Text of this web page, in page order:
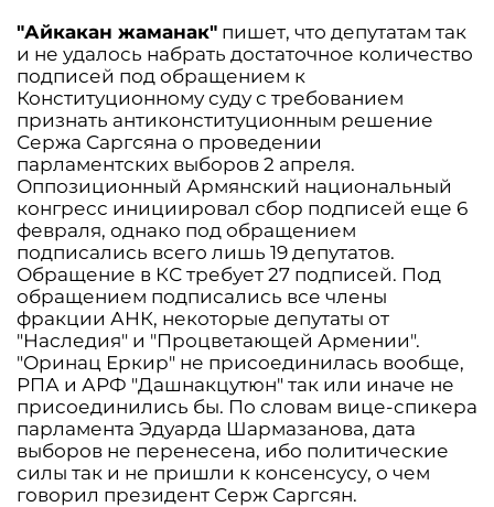
"Айкакан жаманак" пишет, что депутатам так
и не удалось набрать достаточное количество
подписей под обращением к
Конституционному суду с требованием
признать антиконституционным решение
Сержа Саргсяна о проведении
парламентских выборов 2 апреля.
Оппозиционный Армянский национальный
конгресс инициировал сбор подписей еще 6
февраля, однако под обращением
подписались всего лишь 19 депутатов.
Обращение в КС требует 27 подписей. Под
обращением подписались все члены
фракции АНК, некоторые депутаты от
"Наследия" и "Процветающей Армении".
"Оринац Еркир" не присоединилась вообще,
РПА и АРФ "Дашнакцутюн" так или иначе не
присоединились бы. По словам вице-спикера
парламента Эдуарда Шармазанова, дата
выборов не перенесена, ибо политические
силы так и не пришли к консенсусу, о чем
говорил президент Серж Саргсян.